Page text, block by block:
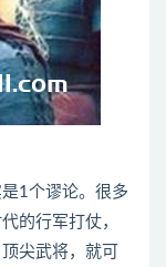
1个谬论。很多
的行军打仗，
尖武将，就可